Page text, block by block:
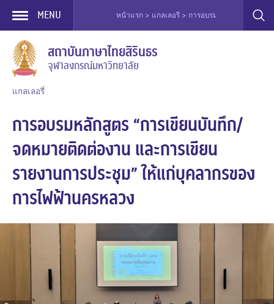
Skip
content
MENU หน้าแรก > แกลเลอรี > การอบรม > การอบรมหลักสูตร “กา
สถาบันภาษาไทยสิรินธร
จุฬาลงกรณ์มหาวิทยาลัย
แกลเลอรี่
การอบรมหลักสูตร “การเขียนบันทึก/
จดหมายติดต่องาน และการเขียน
รายงานการประชุม” ให้แก่บุคลากรของ
การไฟฟ้านครหลวง